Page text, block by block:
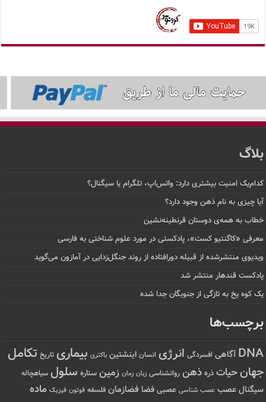
بلاگ
کدام‌یک امنیت بیشتری دارد: واتس‌اپ، تلگرام یا سیگنال؟
آیا چیزی به نام ذهن وجود دارد؟
خطاب به همه‌ی دوستان قرنطینه‌نشین
معرفی «کاگنتیو کست»، پادکستی در مورد علوم شناختی به فارسی
ویدیوی منتشرشده از قبیله دورافتاده‌ از روند جنگل‌زدایی در آمازون می‌گوید
پادکست قندهار منتشر شد
یک کوه یخ به تازگی از جنوبگان جدا شده
برچسب‌ها
DNA آگاهی افسردگی انرژی انسان اینشتین باکتری بیماری تاریخ تکامل
جهانحیات ذره ذهن روانشناسی زبان زمان زمین ستاره سلول سیاهچاله
سیگنال عصب عصب شناسی عصبی فضا فضازمان فلسفه فوتون فیزیک ماده